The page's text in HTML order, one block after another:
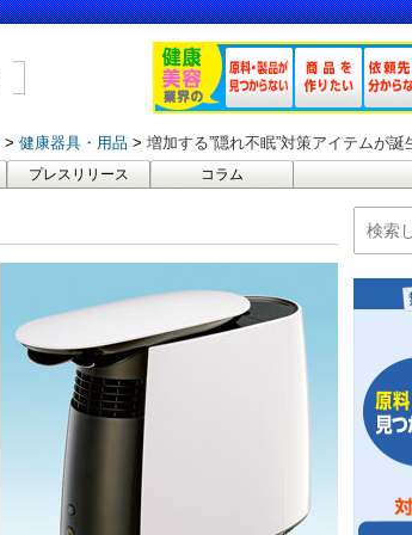
健康器具・用品 増加する”隠れ不眠”対策アイテムが誕
プレスリリース コラム